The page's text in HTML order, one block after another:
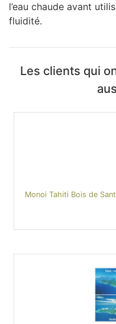
l’eau chaude avant
fluidité.
Les clients qui
Monoi Tahiti Bois de